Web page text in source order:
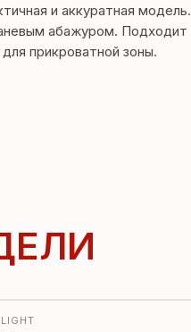
и аккуратная модель.
абажуром. Подходит
прикроватной зоны.